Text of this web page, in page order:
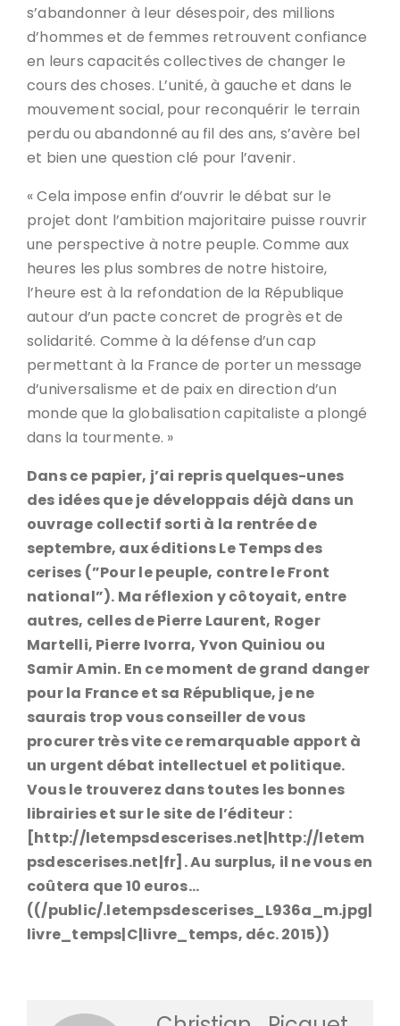
s’abandonner à leur désespoir, des millions
d’hommes et de femmes retrouvent confiance
en leurs capacités collectives de changer le
cours des choses. L’unité, à gauche et dans le
mouvement social, pour reconquérir le terrain
perdu ou abandonné au fil des ans, s’avère bel
et bien une question clé pour l’avenir.
« Cela impose enfin d’ouvrir le débat sur le
projet dont l’ambition majoritaire puisse rouvrir
une perspective à notre peuple. Comme aux
heures les plus sombres de notre histoire,
l’heure est à la refondation de la République
autour d’un pacte concret de progrès et de
solidarité. Comme à la défense d’un cap
permettant à la France de porter un message
d’universalisme et de paix en direction d’un
monde que la globalisation capitaliste a plongé
dans la tourmente. »
Dans ce papier, j’ai repris quelques-unes
des idées que je développais déjà dans un
ouvrage collectif sorti à la rentrée de
septembre, aux éditions Le Temps des
cerises (”Pour le peuple, contre le Front
national”). Ma réflexion y côtoyait, entre
autres, celles de Pierre Laurent, Roger
Martelli, Pierre Ivorra, Yvon Quiniou ou
Samir Amin. En ce moment de grand danger
pour la France et sa République, je ne
saurais trop vous conseiller de vous
procurer très vite ce remarquable apport à
un urgent débat intellectuel et politique.
Vous le trouverez dans toutes les bonnes
librairies et sur le site de l’éditeur :
[http://letempsdescerises.net|http://letem
psdescerises.net|fr]. Au surplus, il ne vous en
coûtera que 10 euros…
((/public/.letempsdescerises_L936a_m.jpg|
livre_temps|C|livre_temps, déc. 2015))